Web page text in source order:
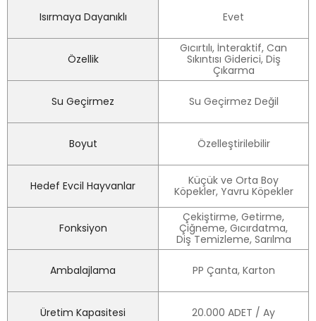
Isırmaya Dayanıklı Evet
Özellik
Gıcırtılı, İnteraktif, Can
Sıkıntısı Giderici, Diş
Çıkarma
Su Geçirmez Su Geçirmez Değil
Boyut Özelleştirilebilir
Hedef Evcil Hayvanlar
Küçük ve Orta Boy
Köpekler, Yavru Köpekler
Fonksiyon
Çekiştirme, Getirme,
Çiğneme, Gıcırdatma,
Diş Temizleme, Sarılma
Ambalajlama PP Çanta, Karton
Üretim Kapasitesi 20.000 ADET / Ay